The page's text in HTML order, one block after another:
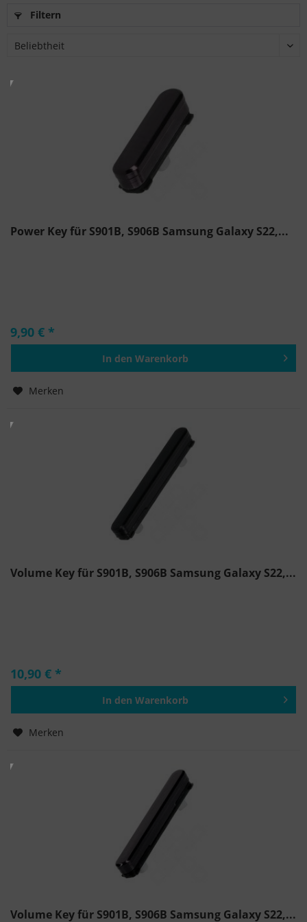
Filtern
Power Key für S901B, S906B Samsung Galaxy S22,...
9,90 € *
In den Warenkorb
Merken
Volume Key für S901B, S906B Samsung Galaxy S22,...
10,90 € *
In den Warenkorb
Merken
Volume Key für S901B, S906B Samsung Galaxy S22,...